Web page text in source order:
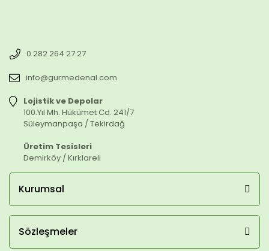
0 282 264 27 27
info@gurmedenal.com
Lojistik ve Depolar
100.Yıl Mh. Hükümet Cd. 241/7
Süleymanpaşa / Tekirdağ
Üretim Tesisleri
Demirköy / Kırklareli
Kurumsal
Sözleşmeler